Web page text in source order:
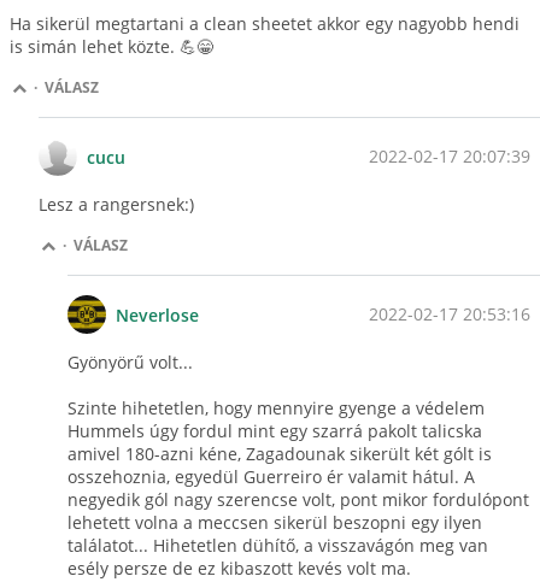
Ha sikerül megtartani a clean sheetet akkor egy nagyobb hendi
is simán lehet közte. 💪😁
· VÁLASZ
cucu 2022-02-17 20:07:39
Lesz a rangersnek:)
· VÁLASZ
Neverlose 2022-02-17 20:53:16
Gyönyörű volt...
Szinte hihetetlen, hogy mennyire gyenge a védelem
Hummels úgy fordul mint egy szarrá pakolt talicska
amivel 180-azni kéne, Zagadounak sikerült két gólt is
osszehoznia, egyedül Guerreiro ér valamit hátul. A
negyedik gól nagy szerencse volt, pont mikor fordulópont
lehetett volna a meccsen sikerül beszopni egy ilyen
találatot... Hihetetlen dühítő, a visszavágón meg van
esély persze de ez kibaszott kevés volt ma.